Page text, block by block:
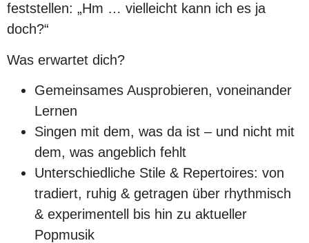
feststellen: „Hm … vielleicht kann ich es ja
doch?“
Was erwartet dich?
Gemeinsames Ausprobieren, voneinander
Lernen
Singen mit dem, was da ist – und nicht mit
dem, was angeblich fehlt
Unterschiedliche Stile & Repertoires: von
tradiert, ruhig & getragen über rhythmisch
& experimentell bis hin zu aktueller
Popmusik